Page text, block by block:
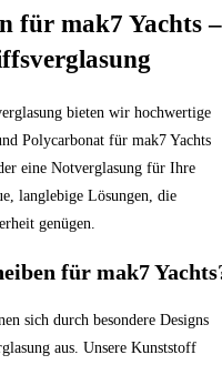
für mak7 Yachts –
bieten wir hochwertige
Polycarbonat für mak7 Yachts
eine Notverglasung für Ihre
langlebige Lösungen, die
genügen.
für mak7
sich durch besondere Designs
aus. Unsere Kunststoff